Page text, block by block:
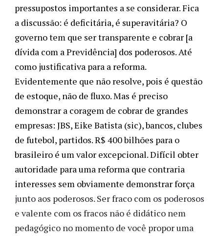
pressupostos importantes a se considerar. Fica
a discussão: é deficitária, é superavitária? O
governo tem que ser transparente e cobrar [a
dívida com a Previdência] dos poderosos. Até
como justificativa para a reforma.
Evidentemente que não resolve, pois é questão
de estoque, não de fluxo. Mas é preciso
demonstrar a coragem de cobrar de grandes
empresas: JBS, Eike Batista (sic), bancos, clubes
de futebol, partidos. R$ 400 bilhões para o
brasileiro é um valor excepcional. Difícil obter
autoridade para uma reforma que contraria
junto aos poderosos. Ser fraco com os poderosos
e valente com os fracos não é didático nem
pedagógico no momento de você propor uma